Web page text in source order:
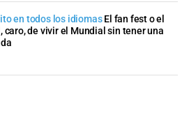
en todos los idiomas El fan fest o el
caro, de vivir el Mundial sin tener una